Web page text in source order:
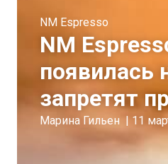
NM Espresso
NM
появилась
запретят
Марина Гильен | 11